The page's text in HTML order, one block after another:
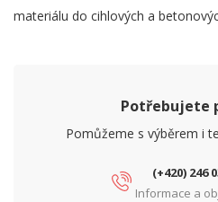
materiálu do cihlových a
Potřebujete
Pomůžeme s výběrem i
(+420) 246
Informace a